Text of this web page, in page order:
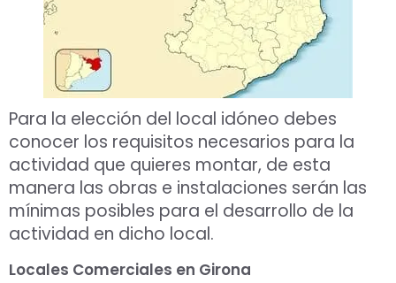
Para la elección del local idóneo debes
conocer los requisitos necesarios para la
actividad que quieres montar, de esta
manera las obras e instalaciones serán las
mínimas posibles para el desarrollo de la
actividad en dicho local.
Locales Comerciales en Girona